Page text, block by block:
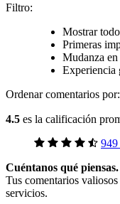
Filtro:
Mostrar
Primeras
Mudanza
Experiencia
Ordenar comentarios por:
4.5 es la calificación
949
Cuéntanos qué piensas.
Tus comentarios
servicios.